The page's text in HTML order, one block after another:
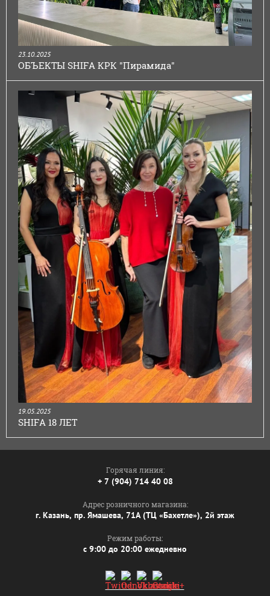
23.10.2025
ОБЪЕКТЫ SHIFA КРК "Пирамида"
19.05.2025
SHIFA 18 ЛЕТ
Горячая линия:
+ 7 (904) 714 40 08
Адрес розничного магазина:
г. Казань, пр. Ямашева, 71А (ТЦ «Бахетле»), 2й этаж
Режим работы:
с 9:00 до 20:00 ежедневно